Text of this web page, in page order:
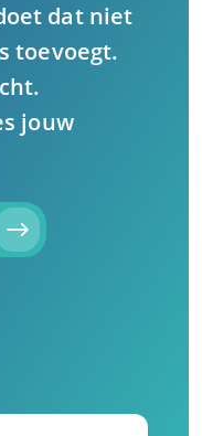
dat niet
toevoegt.
jouw